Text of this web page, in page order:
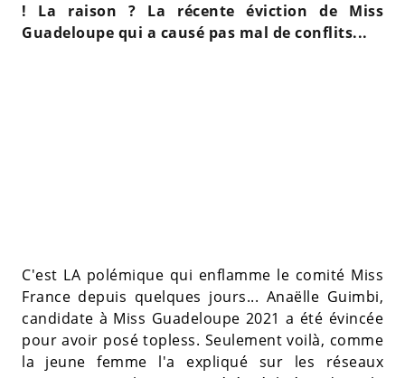
! La raison ? La récente éviction de Miss
Guadeloupe qui a causé pas mal de conflits...
C'est LA polémique qui enflamme le comité Miss
France depuis quelques jours... Anaëlle Guimbi,
candidate à Miss Guadeloupe 2021 a été évincée
pour avoir posé topless. Seulement voilà, comme
la jeune femme l'a expliqué sur les réseaux